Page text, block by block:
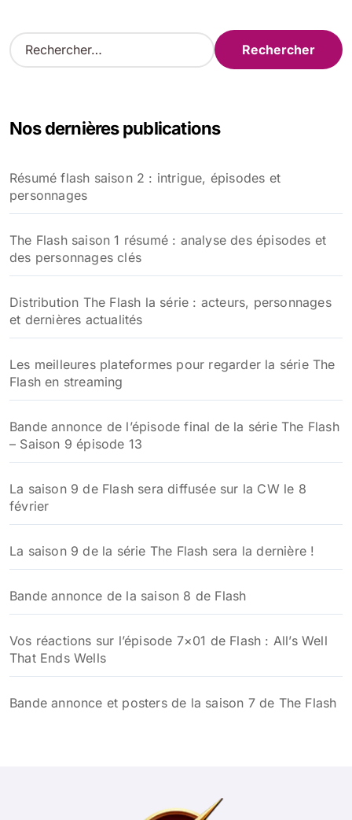
R
e
r
e
r
Nos dernières publications
Résumé flash saison 2 : intrigue, épisodes et
personnages
The Flash saison 1 résumé : analyse des épisodes et
des personnages clés
Distribution The Flash la série : acteurs, personnages
et dernières actualités
Les meilleures plateformes pour regarder la série The
Flash en streaming
Bande annonce de l’épisode final de la série The Flash
– Saison 9 épisode 13
La saison 9 de Flash sera diffusée sur la CW le 8
février
La saison 9 de la série The Flash sera la dernière !
Bande annonce de la saison 8 de Flash
Vos réactions sur l’épisode 7×01 de Flash : All’s Well
That Ends Wells
Bande annonce et posters de la saison 7 de The Flash